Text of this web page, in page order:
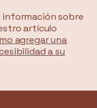
información sobre
artículo
agregar una
a su